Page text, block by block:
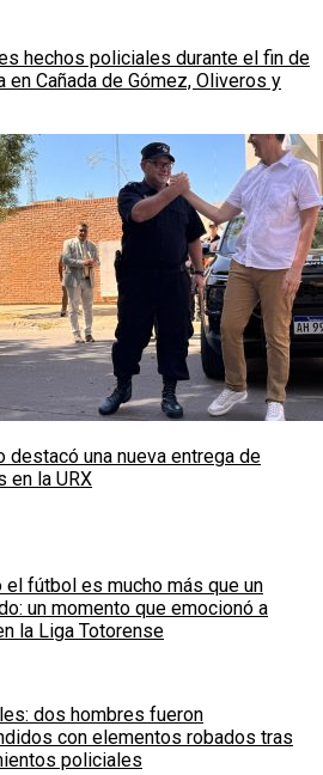
hechos policiales durante el fin de
en Cañada de Gómez, Oliveros y
destacó una nueva entrega de
en la URX
el fútbol es mucho más que un
un momento que emocionó a
la Liga Totorense
dos hombres fueron
con elementos robados tras
policiales